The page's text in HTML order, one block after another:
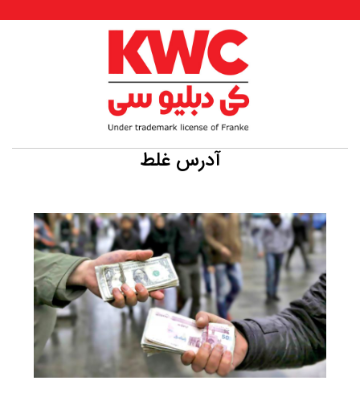
آدرس غلط